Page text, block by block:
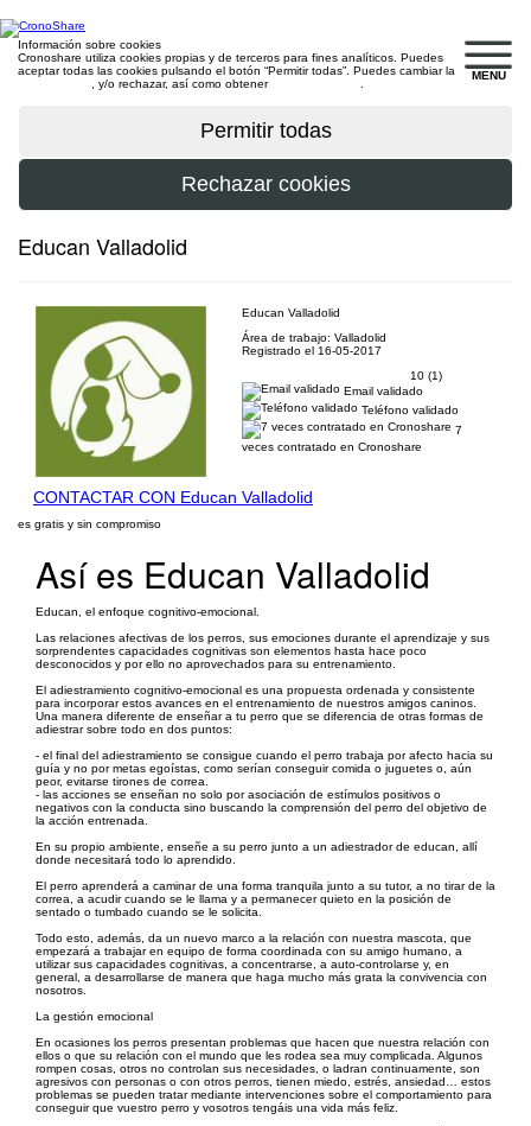
MENU
Información sobre cookies
Cronoshare utiliza cookies propias y de terceros para fines analíticos. Puedes
aceptar todas las cookies pulsando el botón “Permitir todas”. Puedes cambiar la
, y/o rechazar, así como obtener
Educan Valladolid
Educan Valladolid
Área de trabajo: Valladolid
Registrado el 16-05-2017
10 (1)
Email validado
Teléfono validado
7
veces contratado en Cronoshare
CONTACTAR CON Educan Valladolid
es gratis y sin compromiso
Así es Educan Valladolid
Educan, el enfoque cognitivo-emocional.
Las relaciones afectivas de los perros, sus emociones durante el aprendizaje y sus
sorprendentes capacidades cognitivas son elementos hasta hace poco
desconocidos y por ello no aprovechados para su entrenamiento.
El adiestramiento cognitivo-emocional es una propuesta ordenada y consistente
para incorporar estos avances en el entrenamiento de nuestros amigos caninos.
Una manera diferente de enseñar a tu perro que se diferencia de otras formas de
adiestrar sobre todo en dos puntos:
- el final del adiestramiento se consigue cuando el perro trabaja por afecto hacia su
guía y no por metas egoístas, como serían conseguir comida o juguetes o, aún
peor, evitarse tirones de correa.
- las acciones se enseñan no solo por asociación de estímulos positivos o
negativos con la conducta sino buscando la comprensión del perro del objetivo de
la acción entrenada.
En su propio ambiente, enseñe a su perro junto a un adiestrador de educan, allí
donde necesitará todo lo aprendido.
El perro aprenderá a caminar de una forma tranquila junto a su tutor, a no tirar de la
correa, a acudir cuando se le llama y a permanecer quieto en la posición de
sentado o tumbado cuando se le solicita.
Todo esto, además, da un nuevo marco a la relación con nuestra mascota, que
empezará a trabajar en equipo de forma coordinada con su amigo humano, a
utilizar sus capacidades cognitivas, a concentrarse, a auto-controlarse y, en
general, a desarrollarse de manera que haga mucho más grata la convivencia con
nosotros.
La gestión emocional
En ocasiones los perros presentan problemas que hacen que nuestra relación con
ellos o que su relación con el mundo que les rodea sea muy complicada. Algunos
rompen cosas, otros no controlan sus necesidades, o ladran continuamente, son
agresivos con personas o con otros perros, tienen miedo, estrés, ansiedad… estos
problemas se pueden tratar mediante intervenciones sobre el comportamiento para
conseguir que vuestro perro y vosotros tengáis una vida más feliz.